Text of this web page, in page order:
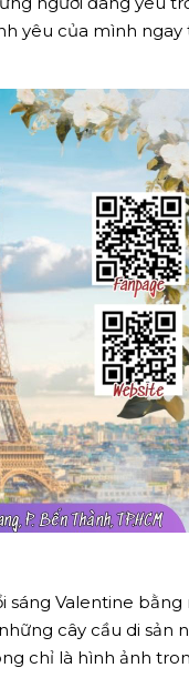
yêu của mình
Valentine
cây cầu di sản
chỉ là hình ảnh